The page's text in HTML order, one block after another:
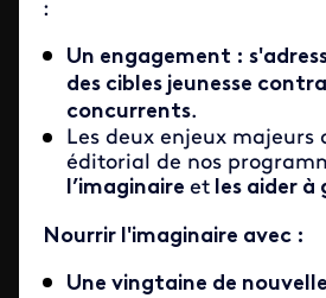
:
Un engagement :
des cibles jeunesse
concurrents.
Les deux enjeux majeurs
éditorial de nos
l’imaginaire et les aider à
Nourrir l'imaginaire avec :
Une vingtaine de